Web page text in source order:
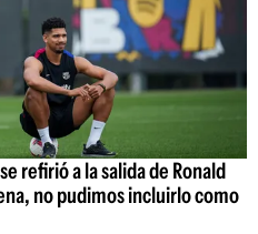
refirió a la salida de Ronald
no pudimos incluirlo como